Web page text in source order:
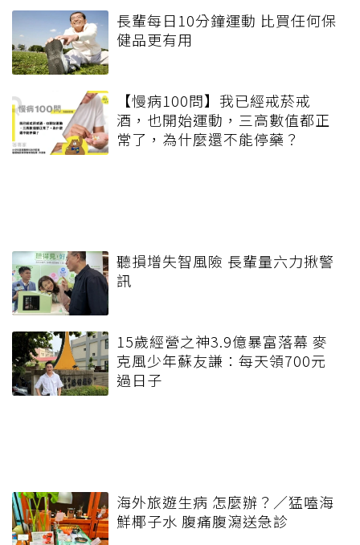
長輩每日10分鐘運動 比買任何保
健品更有用
【慢病100問】我已經戒菸戒
酒，也開始運動，三高數值都正
常了，為什麼還不能停藥？
聽損增失智風險 長輩量六力揪警
訊
15歲經營之神3.9億暴富落幕 麥
克風少年蘇友謙：每天領700元
過日子
海外旅遊生病 怎麼辦？／猛嗑海
鮮椰子水 腹痛腹瀉送急診